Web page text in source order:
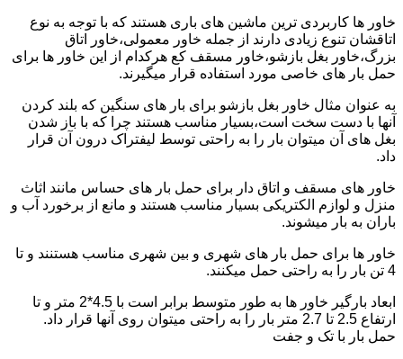
خاور ها کاربردی ترین ماشین های باری هستند که با توجه به نوع
اتاقشان تنوع زیادی دارند از جمله خاور معمولی،خاور اتاق
بزرگ،خاور بغل بازشو،خاور مسقف کع هرکدام از این خاور ها برای
حمل بار های خاصی مورد استفاده قرار میگیرند.
به عنوان مثال خاور بغل بازشو برای بار های سنگین که بلند کردن
آنها با دست سخت است،بسیار مناسب هستند چرا که با باز شدن
بغل های آن میتوان بار را به راحتی توسط لیفتراک درون آن قرار
داد.
خاور های مسقف و اتاق دار برای حمل بار های حساس مانند اثاث
منزل و لوازم الکتریکی بسیار مناسب هستند و مانع از برخورد آب و
باران به بار میشوند.
خاور ها برای حمل بار های شهری و بین شهری مناسب هستنند و تا
4 تن بار را به راحتی حمل میکنند.
ابعاد بارگیر خاور ها به طور متوسط برابر است با 4.5*2 متر و تا
ارتفاع 2.5 تا 2.7 متر بار را به راحتی میتوان روی آنها قرار داد.
حمل بار با تک و جفت